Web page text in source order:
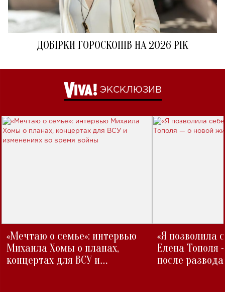
ДОБІРКИ ГОРОСКОПІВ НА 2026 РІК
ЭКСКЛЮЗИВ
«Мечтаю о семье»: интервью
Михаила Хомы о планах,
концертах для ВСУ и
«Я позволила
Елена Тополя
после развода